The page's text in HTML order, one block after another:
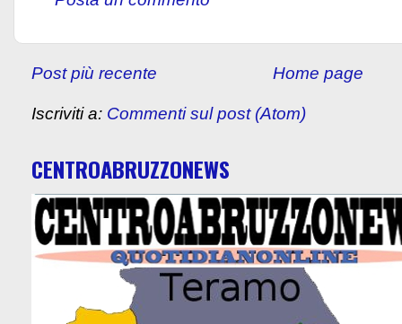
Post più recente Home page
Iscriviti a: Commenti sul post (Atom)
CENTROABRUZZONEWS